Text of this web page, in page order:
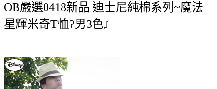
OB嚴選0418新品 迪士尼純棉系列~魔法
星輝米奇T恤?男3色』